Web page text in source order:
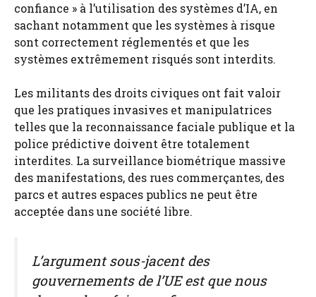
confiance » à l’utilisation des systèmes d’IA, en
sachant notamment que les systèmes à risque
sont correctement réglementés et que les
systèmes extrêmement risqués sont interdits.
Les militants des droits civiques ont fait valoir
que les pratiques invasives et manipulatrices
telles que la reconnaissance faciale publique et la
police prédictive doivent être totalement
interdites. La surveillance biométrique massive
des manifestations, des rues commerçantes, des
parcs et autres espaces publics ne peut être
acceptée dans une société libre.
L’argument sous-jacent des
gouvernements de l’UE est que nous